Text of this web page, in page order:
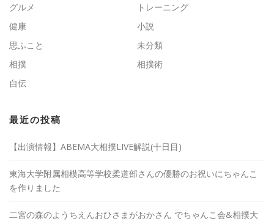
グルメ
トレーニング
健康
小説
思ふこと
未分類
相撲
相撲術
自伝
最近の投稿
【出演情報】ABEMA大相撲LIVE解説(十日目)
東海大学附属相模高等学校柔道部さんの優勝のお祝いにちゃんこ
を作りました
二宮の森のようちえんおひさまがおかさん でちゃんこ会&相撲大